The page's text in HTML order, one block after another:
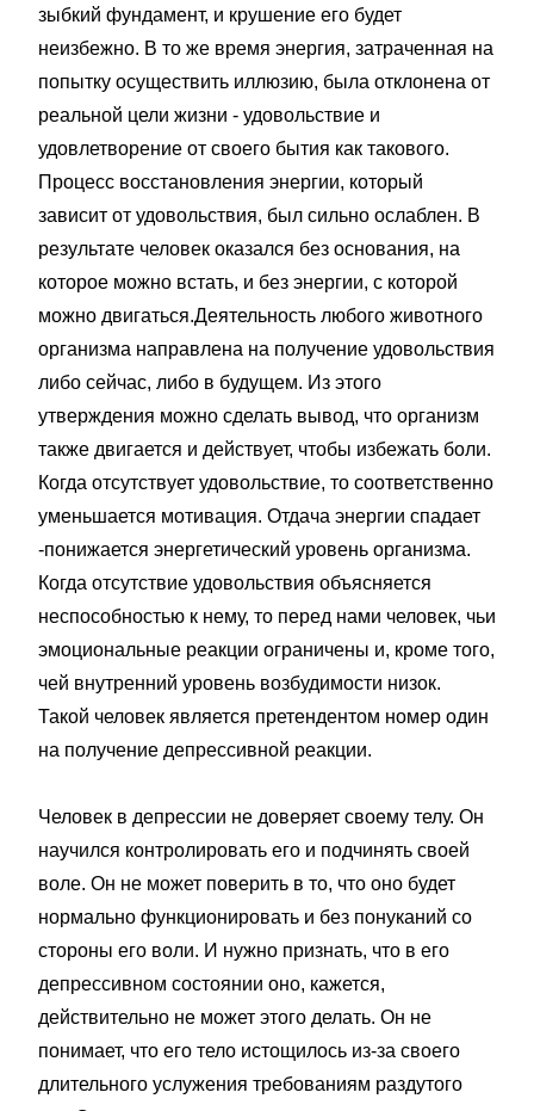
зыбкий фундамент, и крушение его будет
неизбежно. В то же время энергия, затраченная на
попытку осуществить иллюзию, была отклонена от
реальной цели жизни - удовольствие и
удовлетворение от своего бытия как такового.
Процесс восстановления энергии, который
зависит от удовольствия, был сильно ослаблен. В
результате человек оказался без основания, на
которое можно встать, и без энергии, с которой
можно двигаться.Деятельность любого животного
организма направлена на получение удовольствия
либо сейчас, либо в будущем. Из этого
утверждения можно сделать вывод, что организм
также двигается и действует, чтобы избежать боли.
Когда отсутствует удовольствие, то соответственно
уменьшается мотивация. Отдача энергии спадает
-понижается энергетический уровень организма.
Когда отсутствие удовольствия объясняется
неспособностью к нему, то перед нами человек, чьи
эмоциональные реакции ограничены и, кроме того,
чей внутренний уровень возбудимости низок.
Такой человек является претендентом номер один
на получение депрессивной реакции.
Человек в депрессии не доверяет своему телу. Он
научился контролировать его и подчинять своей
воле. Он не может поверить в то, что оно будет
нормально функционировать и без понуканий со
стороны его воли. И нужно признать, что в его
депрессивном состоянии оно, кажется,
действительно не может этого делать. Он не
понимает, что его тело истощилось из-за своего
длительного услужения требованиям раздутого